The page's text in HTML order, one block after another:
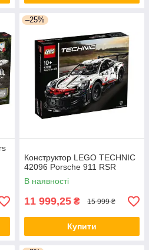
ЦІНА
розраховувати не лише на
зручні умови оплати (кредит,
розстрочка).
ДОПОМОГА
–25%
Конструктор LEGO TECHNIC
42096 Porsche 911 RSR
В наявності
11 999,25 ₴ 15 999 ₴
Купити